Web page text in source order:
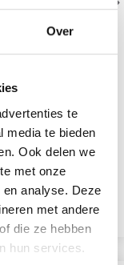
Over
te
media te bieden
Ook delen we
met onze
analyse. Deze
met andere
die ze hebben
hun services.